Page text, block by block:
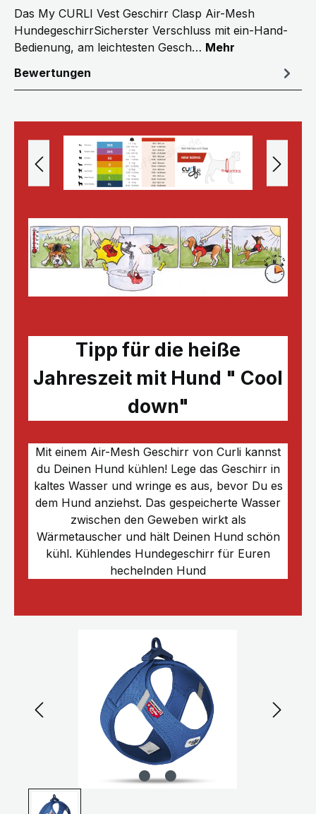
Das My CURLI Vest Geschirr Clasp Air-Mesh
HundegeschirrSicherster Verschluss mit ein-Hand-
Bedienung, am leichtesten Gesch… Mehr
Bewertungen
Tipp für die heiße
Jahreszeit mit Hund " Cool
down"
Mit einem Air-Mesh Geschirr von Curli kannst
du Deinen Hund kühlen! Lege das Geschirr in
kaltes Wasser und wringe es aus, bevor Du es
dem Hund anziehst. Das gespeicherte Wasser
zwischen den Geweben wirkt als
Wärmetauscher und hält Deinen Hund schön
kühl. Kühlendes Hundegeschirr für Euren
hechelnden Hund
Bildergalerie überspringen